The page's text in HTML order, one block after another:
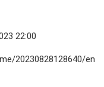
22:00
20230828128640/en